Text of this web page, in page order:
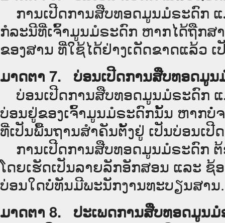
ການເປີດການສືບທອດມູນມໍຣະດົກ
ກໍລະນີທີ່ເຈົ້າມູນມໍຣະດົກ ຫາກໄດ້ຖືກສ
ຂອງສານ ທີ່ໃຊ້ໄດ້ຢ່າງເດັດຂາດແລ້ວ
ມາດຕາ 7. ບ່ອນເປີດການສືບທອດມູ
ບ່ອນເປີດການສືບທອດມູນມໍຣະດົກ
ບ່ອນຢູ່ຂອງເຈົ້າມູນມໍຣະດົກນັ້ນ ຫາກ
ທີ່ເປັນພື້ນຖານສຳຄັນຕັ້ງຢູ່ ເປັນບ່ອນເປີ
ການເປີດການສືບທອດມູນມໍຣະດົກ
ໂດຍເຮັດເປັນລາຍລັກອັກສອນ ແລະ
ບ່ອນໃດບໍ່ທັນມີພະນັກງານທະບຽນສານ.
ມາດຕາ 8. ປະເພດການສືບທອດມູນ